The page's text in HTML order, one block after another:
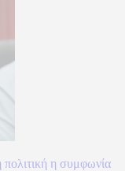
η συμφωνία